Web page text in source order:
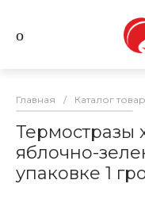
Главная / Каталог
Термостразы
яблочно-
упаковке 1